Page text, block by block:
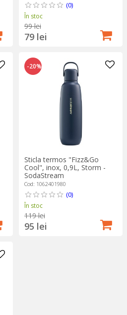
(0)
În stoc
99 lei
79 lei
-20%
Sticla termos "Fizz&Go
Cool", inox, 0,9L, Storm -
SodaStream
Cod: 1062401980
(0)
În stoc
119 lei
95 lei